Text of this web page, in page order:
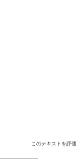
このテキストを評価